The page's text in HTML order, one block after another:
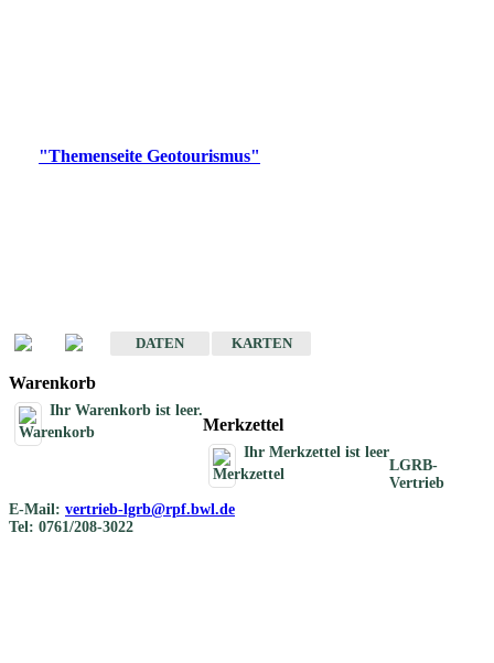
"Themenseite Geotourismus"
DATEN
KARTEN
Warenkorb
Ihr Warenkorb ist leer.
Merkzettel
Ihr Merkzettel ist leer
LGRB-
Vertrieb
E-Mail: vertrieb-lgrb@rpf.bwl.de
Tel: 0761/208-3022